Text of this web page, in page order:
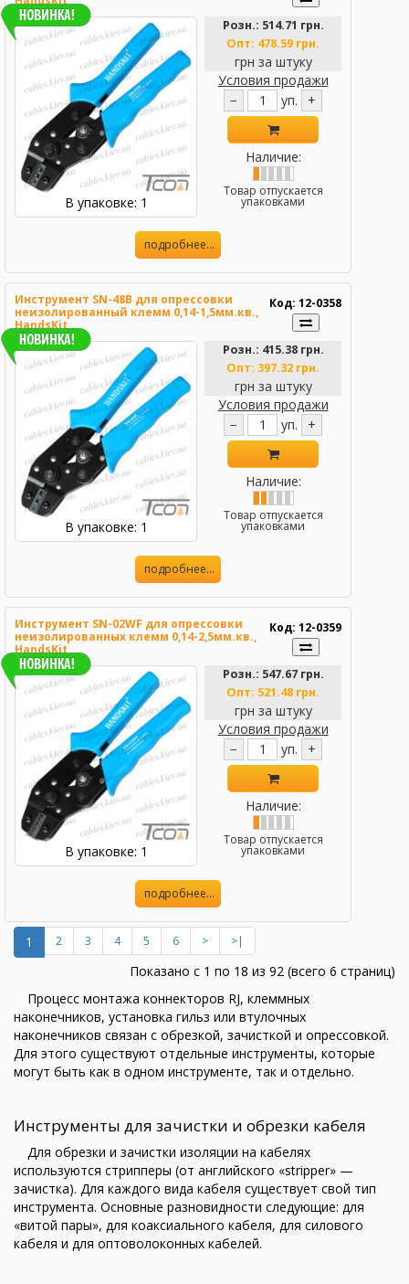
В упаковке: 1
Розн.: 514.71 грн.
Опт: 478.59 грн.
грн за штуку
Условия продажи
−
уп. +
Наличие:
Товар отпускается
упаковками
подробнее...
Инструмент SN-48B для опрессовки
неизолированный клемм 0,14-1,5мм.кв.,
HandsKit
Код: 12-0358
В упаковке: 1
Розн.: 415.38 грн.
Опт: 397.32 грн.
грн за штуку
Условия продажи
−
уп. +
Наличие:
Товар отпускается
упаковками
подробнее...
Инструмент SN-02WF для опрессовки
неизолированных клемм 0,14-2,5мм.кв.,
HandsKit
Код: 12-0359
В упаковке: 1
Розн.: 547.67 грн.
Опт: 521.48 грн.
грн за штуку
Условия продажи
−
уп. +
Наличие:
Товар отпускается
упаковками
подробнее...
1 2 3 4 5 6 > >|
Показано с 1 по 18 из 92 (всего 6 страниц)
Процесс монтажа коннекторов RJ, клеммных
наконечников, установка гильз или втулочных
наконечников связан с обрезкой, зачисткой и опрессовкой.
Для этого существуют отдельные инструменты, которые
могут быть как в одном инструменте, так и отдельно.
Инструменты для зачистки и обрезки кабеля
Для обрезки и зачистки изоляции на кабелях
используются стрипперы (от английского «stripper» —
зачистка). Для каждого вида кабеля существует свой тип
инструмента. Основные разновидности следующие: для
«витой пары», для коаксиального кабеля, для силового
кабеля и для оптоволоконных кабелей.